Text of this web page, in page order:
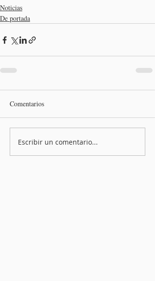
Noticias
De portada
Comentarios
Escribir un comentario...